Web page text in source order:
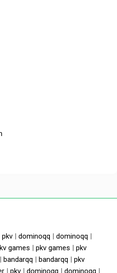
| dominoqq | dominoqq |
games | pkv games | pkv
| bandarqq | bandarqq | pkv
| pkv | dominoqq | dominoqq |